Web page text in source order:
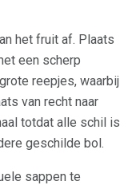
het fruit af. Plaats
een scherp
reepjes, waarbij
van recht naar
totdat alle schil is
geschilde bol.
sappen te